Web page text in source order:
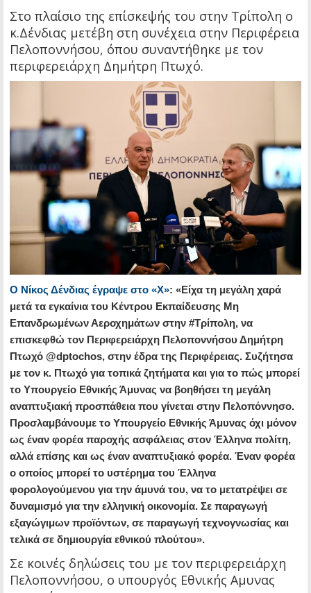
Στο πλαίσιο της επίσκεψής του στην Τρίπολη ο
κ.Δένδιας μετέβη στη συνέχεια στην Περιφέρεια
Πελοποννήσου, όπου συναντήθηκε με τον
περιφερειάρχη Δημήτρη Πτωχό.
Ο Νίκος Δένδιας έγραψε στο «Χ»: «Είχα τη μεγάλη χαρά
μετά τα εγκαίνια του Κέντρου Εκπαίδευσης Μη
Επανδρωμένων Αεροχημάτων στην #Τρίπολη, να
επισκεφθώ τον Περιφερειάρχη Πελοποννήσου Δημήτρη
Πτωχό @dptochos, στην έδρα της Περιφέρειας. Συζήτησα
με τον κ. Πτωχό για τοπικά ζητήματα και για το πώς μπορεί
το Υπουργείο Εθνικής Άμυνας να βοηθήσει τη μεγάλη
αναπτυξιακή προσπάθεια που γίνεται στην Πελοπόννησο.
Προσλαμβάνουμε το Υπουργείο Εθνικής Άμυνας όχι μόνον
ως έναν φορέα παροχής ασφάλειας στον Έλληνα πολίτη,
αλλά επίσης και ως έναν αναπτυξιακό φορέα. Έναν φορέα
ο οποίος μπορεί το υστέρημα του Έλληνα
φορολογούμενου για την άμυνά του, να το μετατρέψει σε
δυναμισμό για την ελληνική οικονομία. Σε παραγωγή
εξαγώγιμων προϊόντων, σε παραγωγή τεχνογνωσίας και
τελικά σε δημιουργία εθνικού πλούτου».
Σε κοινές δηλώσεις του με τον περιφερειάρχη
Πελοποννήσου, ο υπουργός Εθνικής Αμυνας